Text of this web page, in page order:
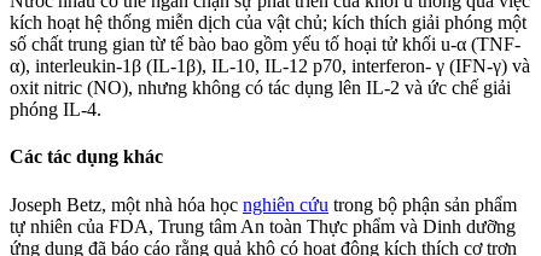
kích hoạt hệ thống miễn dịch của vật chủ; kích thích giải phóng một
số chất trung gian từ tế bào bao gồm yếu tố hoại tử khối u-α (TNF-
α), interleukin-1β (IL-1β), IL-10, IL-12 p70, interferon- γ (IFN-γ) và
oxit nitric (NO), nhưng không có tác dụng lên IL-2 và ức chế giải
phóng IL-4.
Các tác dụng khác
Joseph Betz, một nhà hóa học nghiên cứu trong bộ phận sản phẩm
tự nhiên của FDA, Trung tâm An toàn Thực phẩm và Dinh dưỡng
ứng dụng đã báo cáo rằng quả khô có hoạt động kích thích cơ trơn